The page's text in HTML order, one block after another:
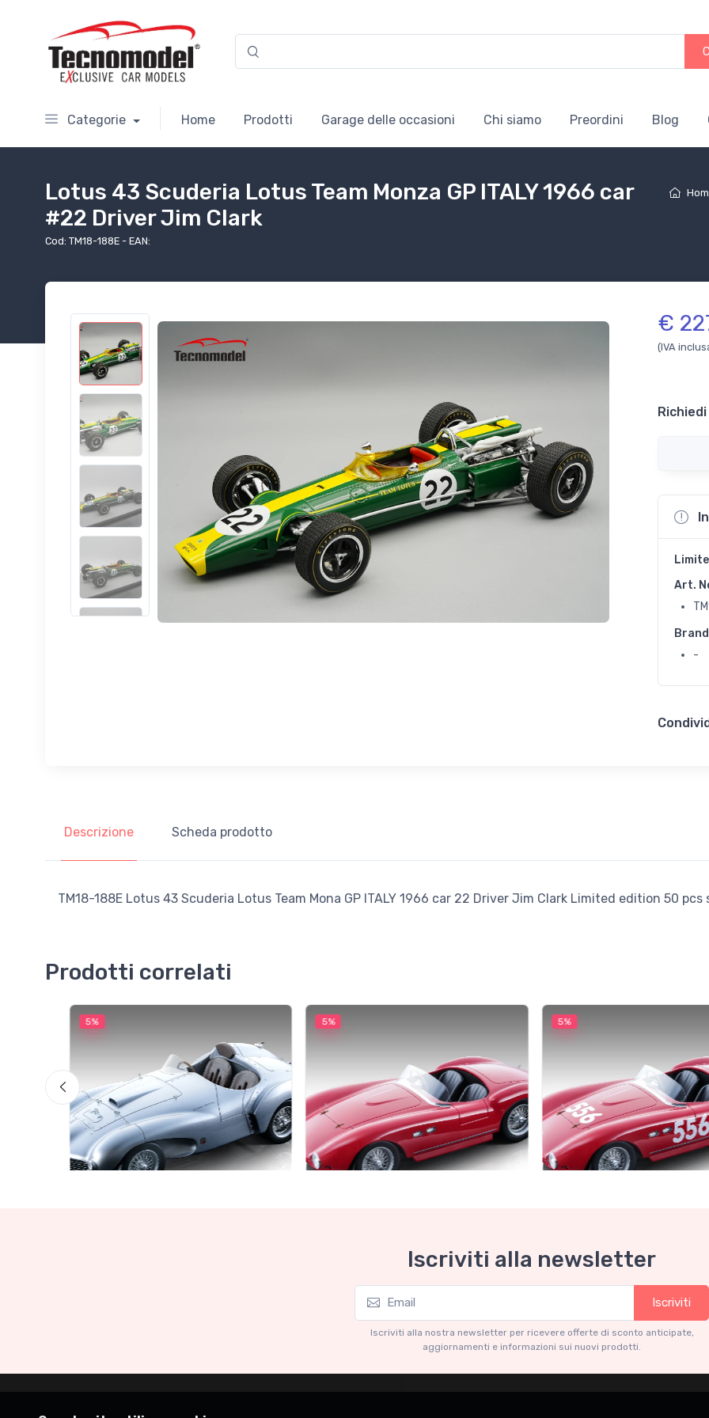
Categorie Home Prodotti Garage delle occasioni Chi siamo Preordini Blog
Lotus 43 Scuderia Lotus Team Monza GP ITALY 1966 car
#22 Driver Jim Clark
Cod: TM18-188E - EAN:
€
(IVA
Art.
Brand
-
Descrizione Scheda prodotto
TM18-188E Lotus 43 Scuderia Lotus Team Mona GP ITALY 1966 car 22 Driver Jim Clark Limited edition 50 pcs
Prodotti correlati
5% 5%
Ferrari 735S Autodromo Press
€227.91 €239.90
5%
Ferrari 735S - 166 MM
Miglia 1954 car #556 Driver:
Graffenried - G. Parravicini
Iscriviti alla newsletter
Iscriviti
Iscriviti alla nostra newsletter per ricevere offerte di sconto anticipate,
aggiornamenti e informazioni sui nuovi prodotti.